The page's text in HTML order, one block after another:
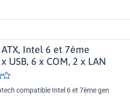
Intel 6 et 7ème
USB, 6 x COM, 2 x LAN
compatible Intel 6 et 7ème gen